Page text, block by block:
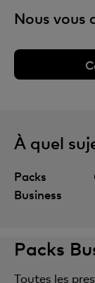
Nous vous
À quel
Packs
Business
Packs
Toutes les